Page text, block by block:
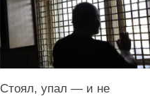
Стоял, упал — и не